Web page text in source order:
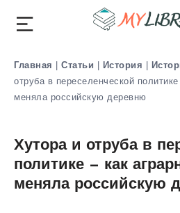
Главная | Статьи | История |
отруба в переселенческой
меняла российскую деревню
Хутора и отруба в
политике — как
меняла российскую